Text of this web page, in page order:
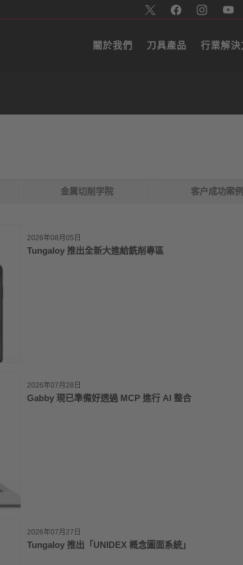
關於我們 刀具產品 行業解決
金属切削学院 客户成功案例
2026年08月05日
Tungaloy 推出全新大進給銑削專區
2026年07月28日
Gabby 現已準備好透過 MCP 進行 AI 整合
2026年07月27日
Tungaloy 推出「UNIDEX 概念圖面系統」